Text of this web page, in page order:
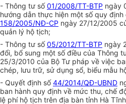
- Thông tư số01/2008/TT-BTP ngày
hướng dẫn thực hiện một số quy định
158/2005/NĐ-CP ngày 27/12/2005
quản lý hộ tịch;
- Thông tư số05/2012/TT-BTP ngày
đổi, bổ sung một số điều của Thông
25/3/2010 của Bộ Tư pháp về việc
chép, lưu trữ, sử dụng sổ, biểu mẫu
- Quyết định số44/2014/QĐ-UBND
ban hành quy định về mức thu, chế
lệ phí hộ tịch trên địa bàn tỉnh Hà